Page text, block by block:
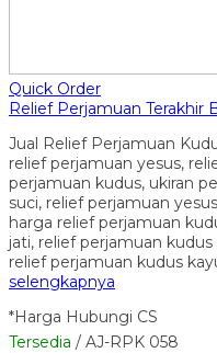
Quick Order
Relief Perjamuan Terakhir
Jual Relief Perjamuan
relief perjamuan yesus,
perjamuan kudus, ukiran
suci, relief perjamuan
harga relief perjamuan
jati, relief perjamuan
relief perjamuan kudus
selengkapnya
*Harga Hubungi CS
Tersedia / AJ-RPK 058